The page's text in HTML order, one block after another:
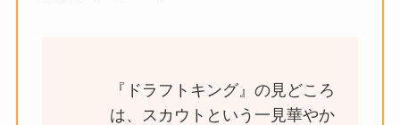
『ドラフトキング』の見どころ
は、スカウトという一見華やか